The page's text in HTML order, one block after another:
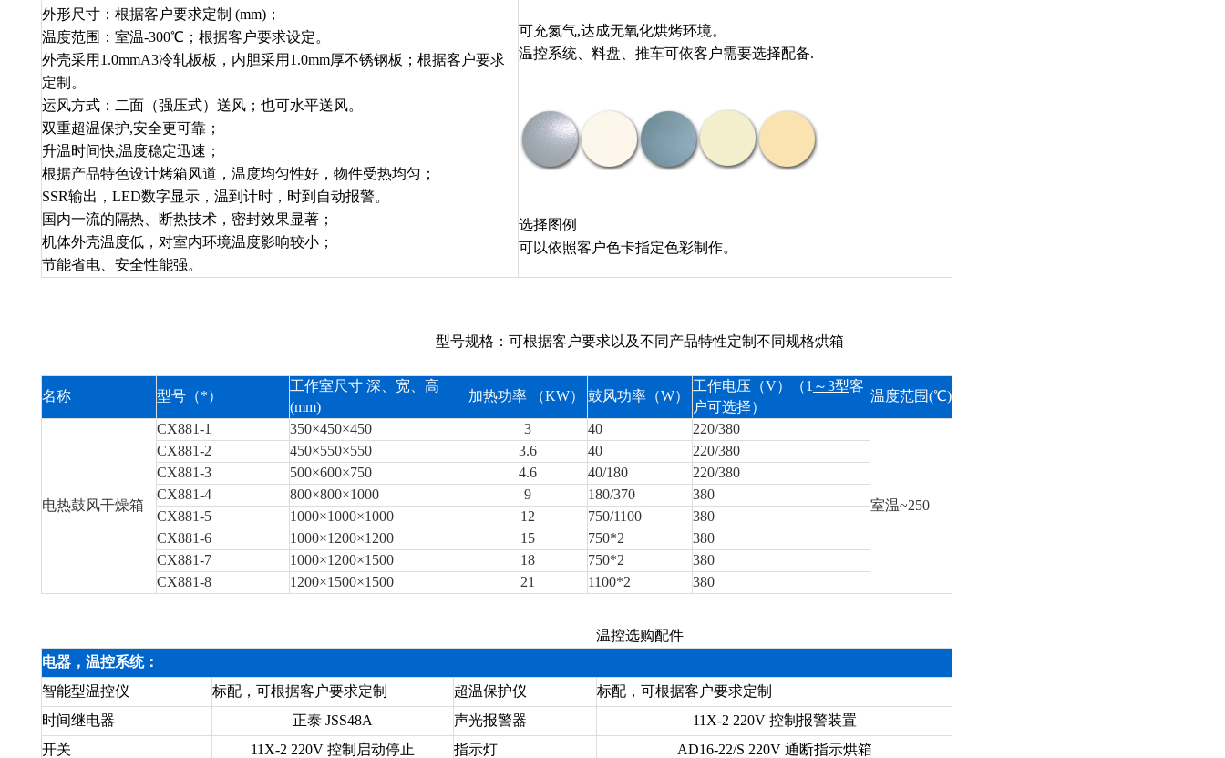
外形尺寸：根据客户要求定制 (mm)；
温度范围：室温-300℃；根据客户要求设定。
外壳采用1.0mmA3冷轧板板，内胆采用1.0mm厚不锈钢板；根据客户要求
定制。
运风方式：二面（强压式）送风；也可水平送风。
双重超温保护,安全更可靠；
升温时间快,温度稳定迅速；
根据产品特色设计烤箱风道，温度均匀性好，物件受热均匀；
SSR输出，LED数字显示，温到计时，时到自动报警。
国内一流的隔热、断热技术，密封效果显著；
机体外壳温度低，对室内环境温度影响较小；
节能省电、安全性能强。
可充氮气,达成无氧化烘烤环境。
温控系统、料盘、推车可依客户需要选择配备.
选择图例
可以依照客户色卡指定色彩制作。
型号规格：可根据客户要求以及不同产品特性定制不同规格烘箱
名称 型号（*）
工作室尺寸 深、宽、高
(mm)
加热功率 （KW） 鼓风功率（W）
工作电压（V）（1 ～3型客
户可选择）
温度范围(℃)
电热鼓风干燥箱
CX881-1 350×450×450 3 40 220/380
室温~250
CX881-2 450×550×550 3.6 40
220/380
CX881-3
500×600×750 4.6 40/180
220/380
CX881-4
800×800×1000 9 180/370
380
CX881-5
1000×1000×1000 12 750/1100
380
CX881-6
1000×1200×1200 15 750*2
380
CX881-7
1000×1200×1500 18 750*2
380
CX881-8
1200×1500×1500 21 1100*2 380
温控选购配件
电器，温控系统：
智能型温控仪
标配，可根据客户要求定制 超温保护仪
标配，可根据客户要求定制
时间继电器
正泰 JSS48A 声光报警器
11X-2 220V 控制报警装置
开关
11X-2 220V 控制启动停止 指示灯
AD16-22/S 220V 通断指示烘箱